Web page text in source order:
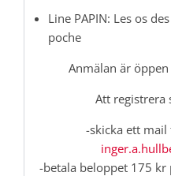
Line PAPIN: Les os
poche
Anmälan är
Att registrera
-skicka ett
-betala beloppet 175